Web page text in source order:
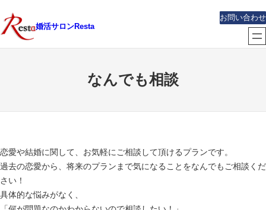
内
容
婚活サロンResta
お問い合わせ
なんでも相談
恋愛や結婚に関して、お気軽にご相談して頂けるプランです。
過去の恋愛から、将来のプランまで気になることをなんでもご相談くだ
さい！
具体的な悩みがなく、